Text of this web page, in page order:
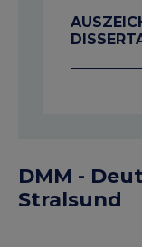
DMM -
Stralsund